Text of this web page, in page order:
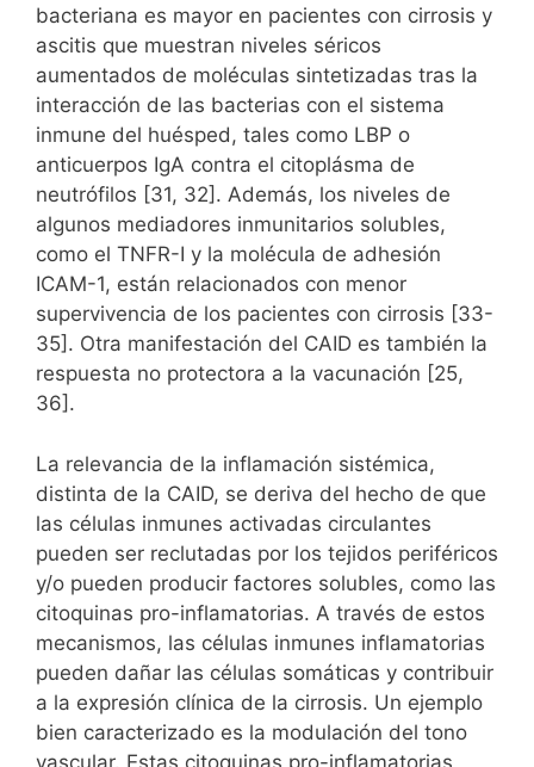
bacteriana es mayor en pacientes con cirrosis y
ascitis que muestran niveles séricos
aumentados de moléculas sintetizadas tras la
interacción de las bacterias con el sistema
inmune del huésped, tales como LBP o
anticuerpos IgA contra el citoplásma de
neutrófilos [31, 32]. Además, los niveles de
algunos mediadores inmunitarios solubles,
como el TNFR-I y la molécula de adhesión
ICAM-1, están relacionados con menor
supervivencia de los pacientes con cirrosis [33-
35]. Otra manifestación del CAID es también la
respuesta no protectora a la vacunación [25,
36].
La relevancia de la inflamación sistémica,
distinta de la CAID, se deriva del hecho de que
las células inmunes activadas circulantes
pueden ser reclutadas por los tejidos periféricos
y/o pueden producir factores solubles, como las
citoquinas pro-inflamatorias. A través de estos
mecanismos, las células inmunes inflamatorias
pueden dañar las células somáticas y contribuir
a la expresión clínica de la cirrosis. Un ejemplo
bien caracterizado es la modulación del tono
vascular. Estas citoquinas pro-inflamatorias